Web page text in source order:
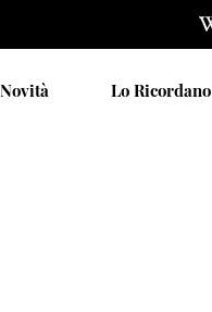
Novità Lo Ricordano